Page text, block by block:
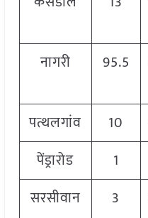
नागरी 95.5
पत्थलगांव 10
पेंड्रारोड
1
सरसीवान
3